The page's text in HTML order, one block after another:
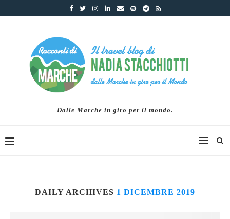
Dalle Marche in giro per il mondo.
DAILY ARCHIVES 1 DICEMBRE 2019